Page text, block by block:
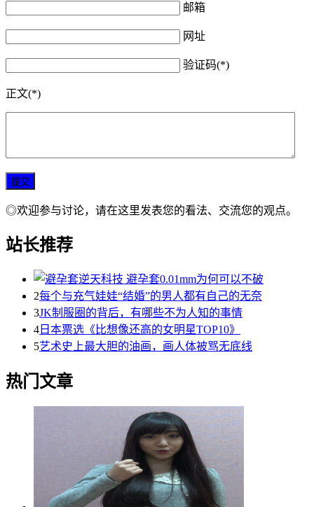
邮箱
网址
验证码(*)
正文(*)
◎欢迎参与讨论，请在这里发表您的看法、交流您的观点。
站长推荐
2每个与充气娃娃“结婚”的男人都有自己的无奈
3JK制服圈的背后，有哪些不为人知的事情
4 日本票选《比想像还高的女明星TOP10》
5艺术史上最大胆的油画，画人体被骂无底线
热门文章